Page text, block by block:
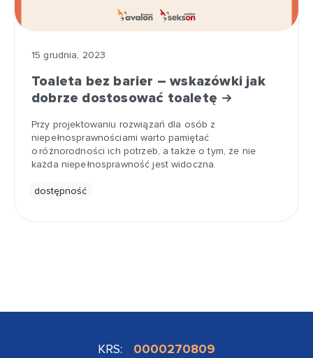
15 grudnia, 2023
Toaleta bez barier – wskazówki jak
dobrze dostosować toaletę
Przy projektowaniu rozwiązań dla osób z
niepełnosprawnościami warto pamiętać
o różnorodności ich potrzeb, a także o tym, że nie
każda niepełnosprawność jest widoczna.
dostępność
KRS: 0000270809